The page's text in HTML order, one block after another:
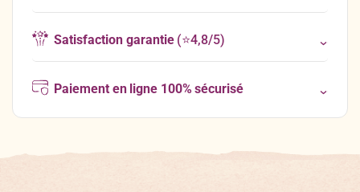
Satisfaction garantie(⭐4,8/5)
Paiement en ligne 100% sécurisé